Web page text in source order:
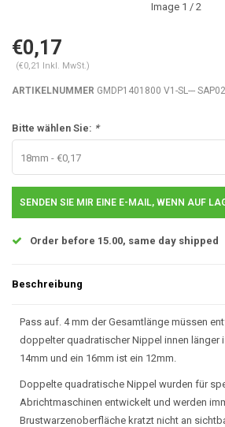
Image 1 / 2
€0,17
(€0,21 Inkl. MwSt.)
ARTIKELNUMMER GMDP1401800 V1-SL---
Bitte wählen Sie: *
18mm - €0,17
SENDEN SIE MIR EINE E-MAIL, WENN AUF
Order before 15.00, same day shipped
Beschreibung
Pass auf. 4 mm der Gesamtlänge müssen
doppelter quadratischer Nippel innen länger
14mm und ein 16mm ist ein 12mm.
Doppelte quadratische Nippel wurden für
Abrichtmaschinen entwickelt und werden
Brustwarzenoberfläche kratzt nicht an